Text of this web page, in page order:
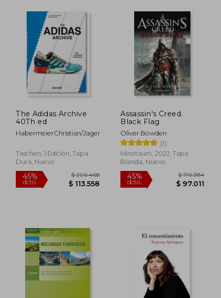
$ 130.323
45%
dcto.
$ 234.413
$ 128.927
45%
dcto.
The Adidas Archive
40Th ed
HabermeierChristian/JagerSebastian
Taschen, 1 Edición, Tapa
Dura, Nuevo
Assassin's Creed.
Black Flag
Oliver Bowden
(1)
Minotauro, 2022, Tapa
Blanda, Nuevo